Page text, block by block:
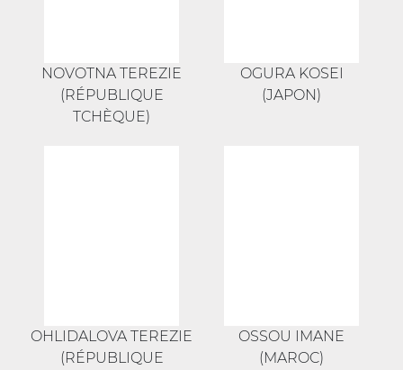
NOVOTNA TEREZIE
(RÉPUBLIQUE
TCHÈQUE)
OGURA KOSEI
(JAPON)
OHLIDALOVA TEREZIE
(RÉPUBLIQUE
OSSOU IMANE
(MAROC)